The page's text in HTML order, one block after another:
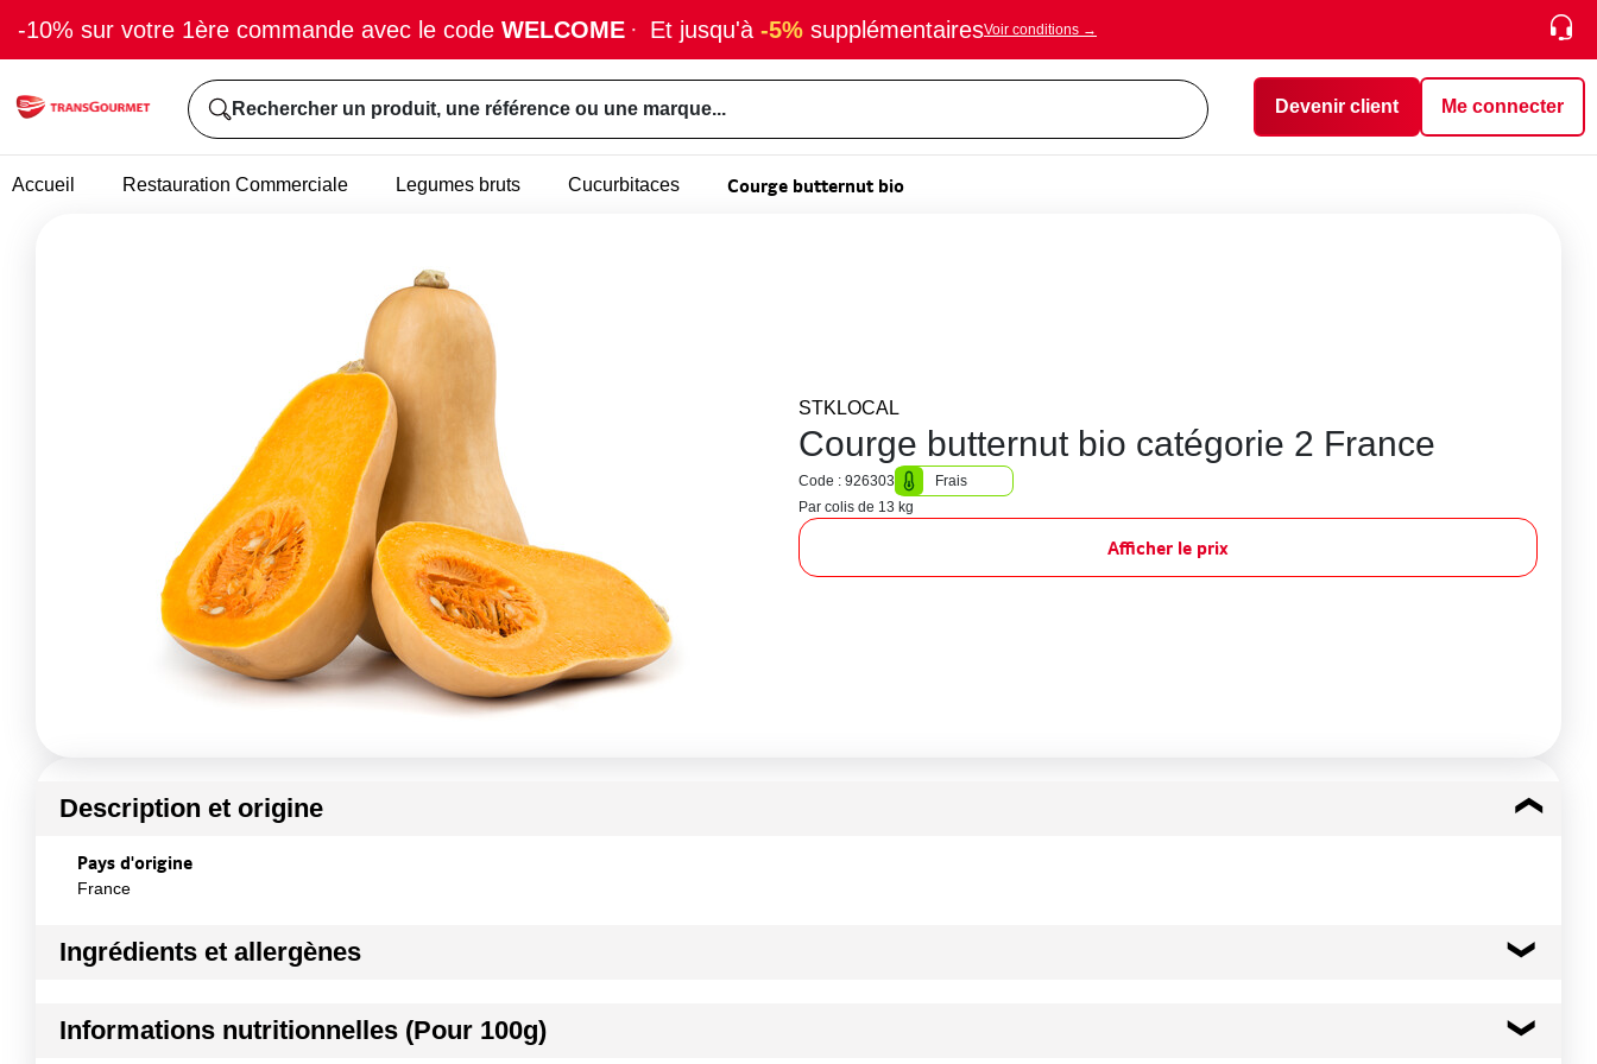
-10% sur votre 1ère commande avec le code WELCOME · Et jusqu'à -5% supplémentairesVoir conditions →
Rechercher un produit, une référence ou une marque... Devenir client Me connecter
Accueil Restauration Commerciale Legumes bruts Cucurbitaces Courge butternut bio
STKLOCAL
Courge butternut bio catégorie 2 France
Code : 926303
Frais
Par colis de 13 kg
Afficher le prix
Description et origine
Pays d'origine
France
Ingrédients et allergènes
COURGE BUTTERNUT
Informations nutritionnelles (Pour 100g)